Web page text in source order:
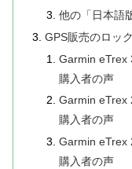
他の「日本語
GPS販売のロッ
Garmin eTrex
購入者の声
Garmin eTrex
購入者の声
Garmin eTrex
購入者の声